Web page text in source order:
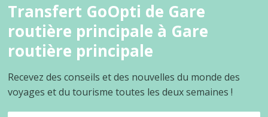
Transfert GoOpti de Gare
routière principale à Gare
routière principale
Recevez des conseils et des nouvelles du monde des
voyages et du tourisme toutes les deux semaines !